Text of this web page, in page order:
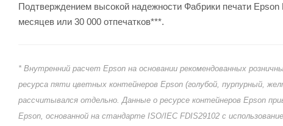
Подтверждением высокой надежности Фабрики печати Epson
месяцев или 30 000 отпечатков***.
* Внутренний расчет Epson на основании рекомендованных
ресурса пяти цветных контейнеров Epson (голубой, пурпурный,
рассчитывался отдельно. Данные о ресурсе контейнеров Epson
Epson, основанной на стандарте ISO/IEC FDIS29102 с